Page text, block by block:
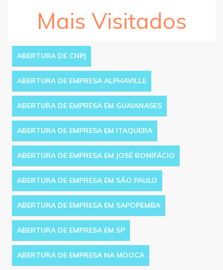
Mais Visitados
ABERTURA DE CNPJ
ABERTURA DE EMPRESA ALPHAVILLE
ABERTURA DE EMPRESA EM GUAIANASES
ABERTURA DE EMPRESA EM ITAQUERA
ABERTURA DE EMPRESA EM JOSÉ BONIFÁCIO
ABERTURA DE EMPRESA EM SÃO PAULO
ABERTURA DE EMPRESA EM SAPOPEMBA
ABERTURA DE EMPRESA EM SP
ABERTURA DE EMPRESA NA MOOCA